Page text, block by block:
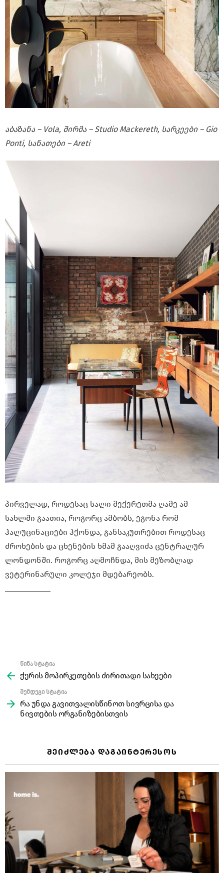
აბაზანა – Vola, შირმა – Studio Mackereth, სარკეები – Gio
Ponti, სანათები – Areti
პირველად, როდესაც სალი მექერეთმა ღამე ამ
სახლში გაათია, როგორც ამბობს, ეგონა რომ
ჰალუცინაციები ჰქონდა, განსაკუთრებით როდესაც
ძროხების და ცხენების ხმამ გააღვიძა ცენტრალურ
ლონდონში. როგორც აღმოჩნდა, მის მეზობლად
ვეტერინარული კოლეჯი მდებარეობს.
more
წინა სტატია
ჭერის მოპირკეთების ძირითადი სახეები
შემდეგი სტატია
რა უნდა გავითვალისწინოთ სივრცისა და
ნივთების ორგანიზებისთვის
ᲨᲔᲘᲫᲚᲔᲑᲐ ᲓᲐᲒᲐᲘᲜᲢᲔᲠᲔᲡᲝᲡ